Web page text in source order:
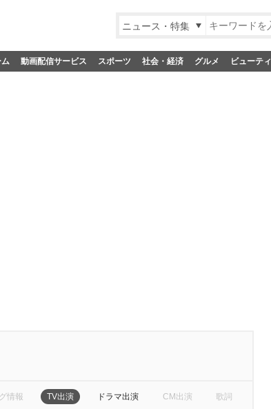
ニュース・特集
動画配信サービス スポーツ 社会・経済 グルメ ビューティ
情報 TV出演 ドラマ出演 CM出演 歌詞